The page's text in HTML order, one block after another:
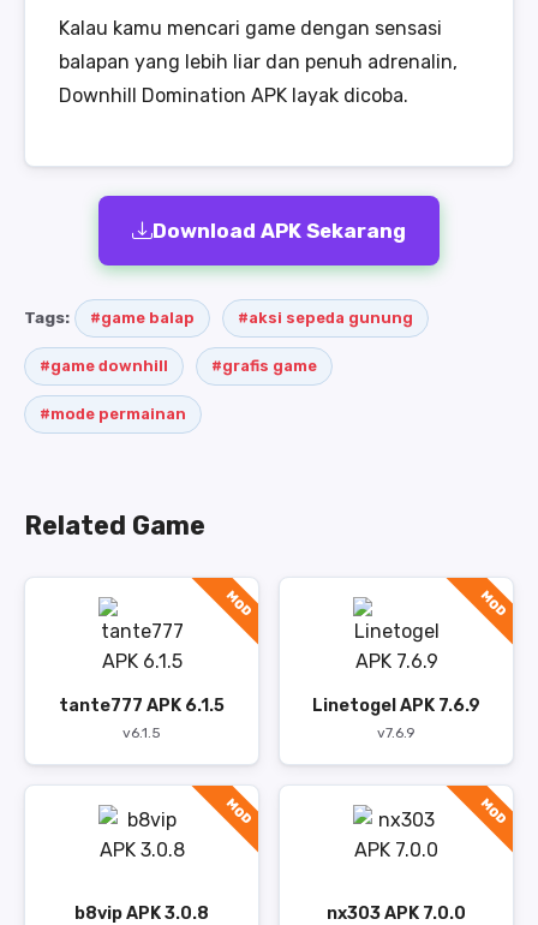
Kalau kamu mencari game dengan sensasi
balapan yang lebih liar dan penuh adrenalin,
Downhill Domination APK layak dicoba.
Download APK Sekarang
Tags: #game balap #aksi sepeda gunung
#game downhill #grafis game
#mode permainan
Related Game
MOD
tante777 APK 6.1.5
v6.1.5
MOD
Linetogel APK 7.6.9
v7.6.9
MOD
b8vip APK 3.0.8
MOD
nx303 APK 7.0.0